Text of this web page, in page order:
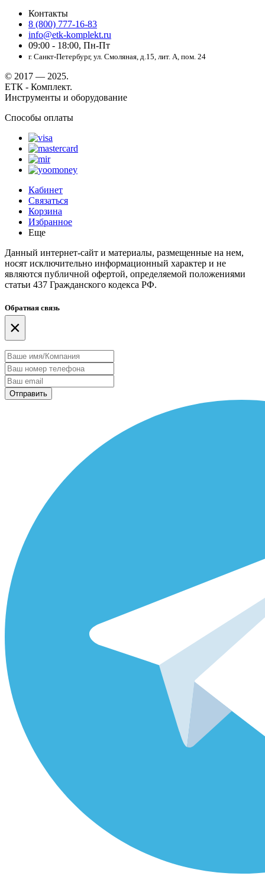
Контакты
8 (800) 777-16-83
info@etk-komplekt.ru
09:00 - 18:00, Пн-Пт
г. Санкт-Петербург, ул. Смоляная, д.15, лит. А, пом. 24
© 2017 — 2025.
ЕТК - Комплект.
Инструменты и оборудование
Способы оплаты
Кабинет
Связаться
Корзина
Избранное
Еще
Данный интернет-сайт и материалы, размещенные на нем,
носят исключительно информационный характер и не
являются публичной офертой, определяемой положениями
статьи 437 Гражданского кодекса РФ.
Обратная связь
×
Отправить